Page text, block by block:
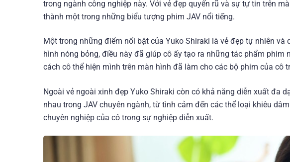
trong ngành công nghiệp này. Với vẻ đẹp quyến rũ và sự tự tin trên
thành một trong những biểu tượng phim JAV nổi tiếng.
Một trong những điểm nổi bật của Yuko Shiraki là vẻ đẹp tự nhiên và
hình nóng bỏng, điều này đã giúp cô ấy tạo ra những tác phẩm
cách cô thể hiện mình trên màn hình đã làm cho các bộ phim của cô
Ngoài vẻ ngoài xinh đẹp Yuko Shiraki còn có khả năng diễn xuất đa
nhau trong JAV chuyên ngành, từ tình cảm đến các thể loại khiêu
chuyên nghiệp của cô trong sự nghiệp diễn xuất.